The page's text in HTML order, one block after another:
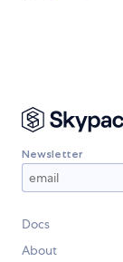
Newsletter
Docs
About